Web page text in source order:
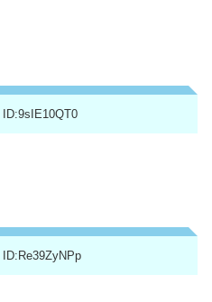
ID:9sIE10QT0
ID:Re39ZyNPp